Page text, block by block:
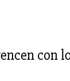
con